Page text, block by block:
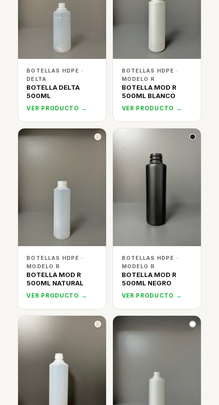
BOTELLAS HDPE ·
DELTA
BOTELLA DELTA
500ML
VER PRODUCTO →
BOTELLAS HDPE ·
MODELO R
BOTELLA MOD R
500ML BLANCO
VER PRODUCTO →
BOTELLAS HDPE ·
MODELO R
BOTELLA MOD R
500ML NATURAL
VER PRODUCTO →
BOTELLAS HDPE ·
MODELO R
BOTELLA MOD R
500ML NEGRO
VER PRODUCTO →